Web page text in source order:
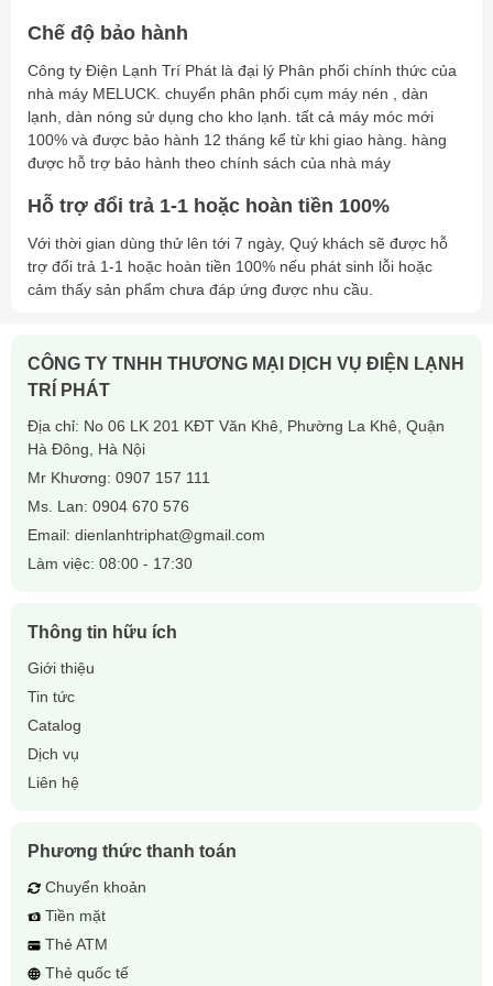
diameter
In
Out mm 19
Overall size AxBxC mm
1315x250x1330
Installation
mm 1240×200
Chế độ bảo hành
Công ty Điện Lạnh Trí Phát là đại lý Phân phối chính thức của
nhà máy MELUCK. chuyển phân phối cụm máy nén , dàn
lạnh, dàn nóng sử dụng cho kho lạnh. tất cả máy móc mới
100% và được bảo hành 12 tháng kể từ khi giao hàng. hàng
được hỗ trợ bảo hành theo chính sách của nhà máy
Hỗ trợ đổi trả 1-1 hoặc hoàn tiền 100%
Với thời gian dùng thử lên tới 7 ngày, Quý khách sẽ được hỗ
trợ đổi trả 1-1 hoặc hoàn tiền 100% nếu phát sinh lỗi hoặc
cảm thấy sản phẩm chưa đáp ứng được nhu cầu.
CÔNG TY TNHH THƯƠNG MẠI DỊCH VỤ ĐIỆN LẠNH
TRÍ PHÁT
Địa chỉ: No 06 LK 201 KĐT Văn Khê, Phường La Khê, Quận
Hà Đông, Hà Nội
Mr Khương: 0907 157 111
Ms. Lan: 0904 670 576
Email: dienlanhtriphat@gmail.com
Làm việc: 08:00 - 17:30
Thông tin hữu ích
Giới thiệu
Tin tức
Catalog
Dịch vụ
Liên hệ
Phương thức thanh toán
Chuyển khoản
Tiền mặt
Thẻ ATM
Thẻ quốc tế